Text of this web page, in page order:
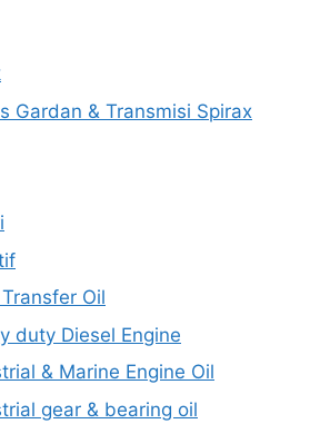
Gardan & Transmisi Spirax
Oil
duty Diesel Engine
& Marine Engine Oil
gear & bearing oil